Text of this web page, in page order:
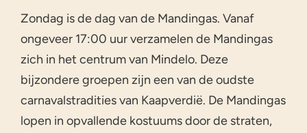
Zondag is de dag van de Mandingas. Vanaf
ongeveer 17:00 uur verzamelen de Mandingas
zich in het centrum van Mindelo. Deze
bijzondere groepen zijn een van de oudste
carnavalstradities van Kaapverdië. De Mandingas
lopen in opvallende kostuums door de straten,